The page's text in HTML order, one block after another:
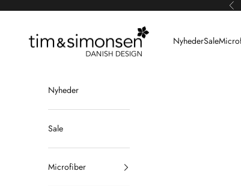
Tim & Simonsen
NyhederSale
Nyheder
Sale
Microfiber